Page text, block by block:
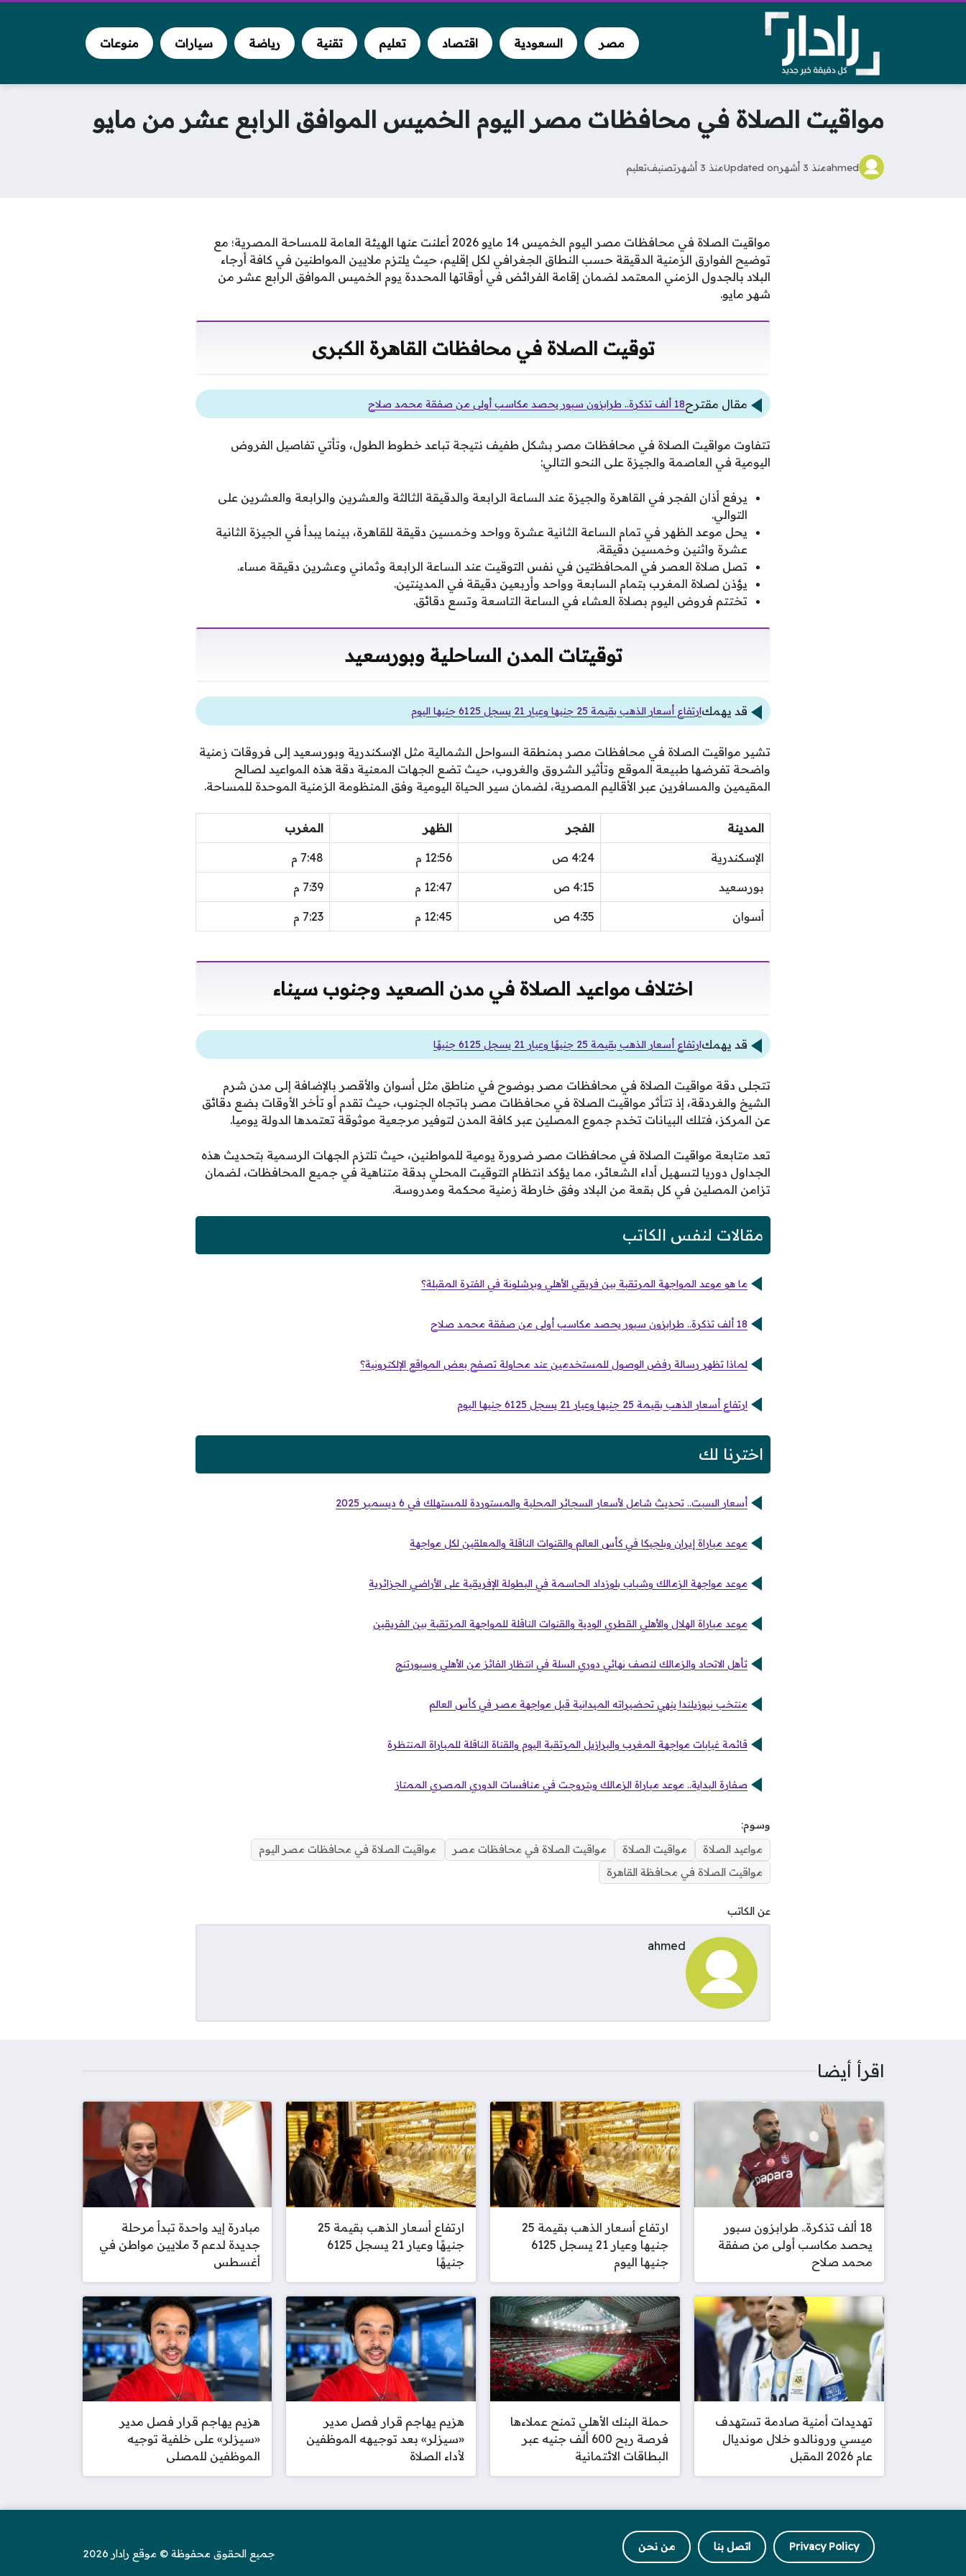
مصر السعودية اقتصاد تعليم تقنية رياضة سيارات منوعات
مواقيت الصلاة في محافظات مصر اليوم الخميس الموافق الرابع عشر من مايو
ahmedمنذ 3 أشهر Updated onمنذ 3 أشهر تصنيفتعليم
مواقيت الصلاة في محافظات مصر اليوم الخميس 14 مايو 2026 أعلنت عنها الهيئة العامة للمساحة المصرية؛ مع
توضيح الفوارق الزمنية الدقيقة حسب النطاق الجغرافي لكل إقليم، حيث يلتزم ملايين المواطنين في كافة أرجاء
البلاد بالجدول الزمني المعتمد لضمان إقامة الفرائض في أوقاتها المحددة يوم الخميس الموافق الرابع عشر من
شهر مايو.
توقيت الصلاة في محافظات القاهرة الكبرى
مقال مقترح18 ألف تذكرة.. طرابزون سبور يحصد مكاسب أولى من صفقة محمد صلاح
تتفاوت مواقيت الصلاة في محافظات مصر بشكل طفيف نتيجة تباعد خطوط الطول، وتأتي تفاصيل الفروض
اليومية في العاصمة والجيزة على النحو التالي:
يرفع أذان الفجر في القاهرة والجيزة عند الساعة الرابعة والدقيقة الثالثة والعشرين والرابعة والعشرين على
التوالي.
يحل موعد الظهر في تمام الساعة الثانية عشرة وواحد وخمسين دقيقة للقاهرة، بينما يبدأ في الجيزة الثانية
عشرة واثنين وخمسين دقيقة.
تصل صلاة العصر في المحافظتين في نفس التوقيت عند الساعة الرابعة وثماني وعشرين دقيقة مساء.
يؤذن لصلاة المغرب بتمام السابعة وواحد وأربعين دقيقة في المدينتين.
تختتم فروض اليوم بصلاة العشاء في الساعة التاسعة وتسع دقائق.
توقيتات المدن الساحلية وبورسعيد
قد يهمكارتفاع أسعار الذهب بقيمة 25 جنيها وعيار 21 يسجل 6125 جنيها اليوم
تشير مواقيت الصلاة في محافظات مصر بمنطقة السواحل الشمالية مثل الإسكندرية وبورسعيد إلى فروقات زمنية
واضحة تفرضها طبيعة الموقع وتأثير الشروق والغروب، حيث تضع الجهات المعنية دقة هذه المواعيد لصالح
المقيمين والمسافرين عبر الأقاليم المصرية، لضمان سير الحياة اليومية وفق المنظومة الزمنية الموحدة للمساحة.
المدينة الفجر الظهر المغرب
الإسكندرية 4:24 ص 12:56 م 7:48 م
بورسعيد 4:15 ص 12:47 م 7:39 م
أسوان 4:35 ص 12:45 م 7:23 م
اختلاف مواعيد الصلاة في مدن الصعيد وجنوب سيناء
قد يهمكارتفاع أسعار الذهب بقيمة 25 جنيهًا وعيار 21 يسجل 6125 جنيهًا
تتجلى دقة مواقيت الصلاة في محافظات مصر بوضوح في مناطق مثل أسوان والأقصر بالإضافة إلى مدن شرم
الشيخ والغردقة، إذ تتأثر مواقيت الصلاة في محافظات مصر باتجاه الجنوب، حيث تقدم أو تأخر الأوقات بضع دقائق
عن المركز، فتلك البيانات تخدم جموع المصلين عبر كافة المدن لتوفير مرجعية موثوقة تعتمدها الدولة يوميا.
تعد متابعة مواقيت الصلاة في محافظات مصر ضرورة يومية للمواطنين، حيث تلتزم الجهات الرسمية بتحديث هذه
الجداول دوريا لتسهيل أداء الشعائر، مما يؤكد انتظام التوقيت المحلي بدقة متناهية في جميع المحافظات، لضمان
تزامن المصلين في كل بقعة من البلاد وفق خارطة زمنية محكمة ومدروسة.
مقالات لنفس الكاتب
ما هو موعد المواجهة المرتقبة بين فريقي الأهلي وبرشلونة في الفترة المقبلة؟
18 ألف تذكرة.. طرابزون سبور يحصد مكاسب أولى من صفقة محمد صلاح
لماذا تظهر رسالة رفض الوصول للمستخدمين عند محاولة تصفح بعض المواقع الإلكترونية؟
ارتفاع أسعار الذهب بقيمة 25 جنيها وعيار 21 يسجل 6125 جنيها اليوم
اخترنا لك
أسعار السبت.. تحديث شامل لأسعار السجائر المحلية والمستوردة للمستهلك في 6 ديسمبر 2025
موعد مباراة إيران وبلجيكا في كأس العالم والقنوات الناقلة والمعلقين لكل مواجهة
موعد مواجهة الزمالك وشباب بلوزداد الحاسمة في البطولة الإفريقية على الأراضي الجزائرية
موعد مباراة الهلال والأهلي القطري الودية والقنوات الناقلة للمواجهة المرتقبة بين الفريقين
تأهل الاتحاد والزمالك لنصف نهائي دوري السلة في انتظار الفائز من الأهلي وسبورتنج
منتخب نيوزيلندا ينهي تحضيراته الميدانية قبل مواجهة مصر في كأس العالم
قائمة غيابات مواجهة المغرب والبرازيل المرتقبة اليوم والقناة الناقلة للمباراة المنتظرة
صفارة البداية.. موعد مباراة الزمالك وبتروجت في منافسات الدوري المصري الممتاز
وسوم:
مواعيد الصلاة
مواقيت الصلاة مواقيت الصلاة في محافظات مصر
مواقيت الصلاة في محافظات مصر اليوم
مواقيت الصلاة في محافظة القاهرة
عن الكاتب
ahmed
اقرأ أيضا
18 ألف تذكرة.. طرابزون سبور
يحصد مكاسب أولى من صفقة
محمد صلاح
ارتفاع أسعار الذهب بقيمة 25
جنيها وعيار 21 يسجل 6125
جنيها اليوم
ارتفاع أسعار الذهب بقيمة 25
جنيهًا وعيار 21 يسجل 6125
جنيهًا
مبادرة إيد واحدة تبدأ مرحلة
جديدة لدعم 3 ملايين مواطن في
أغسطس
تهديدات أمنية صادمة تستهدف
ميسي ورونالدو خلال مونديال
عام 2026 المقبل
حملة البنك الأهلي تمنح عملاءها
فرصة ربح 600 ألف جنيه عبر
البطاقات الائتمانية
هزيم يهاجم قرار فصل مدير
«سيزلر» بعد توجيهه الموظفين
لأداء الصلاة
هزيم يهاجم قرار فصل مدير
«سيزلر» على خلفية توجيه
الموظفين للمصلى
Privacy Policy اتصل بنا من نحن
جميع الحقوق محفوظة © موقع رادار 2026